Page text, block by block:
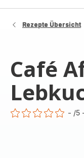
Rezepte Übersicht
Café
- /5